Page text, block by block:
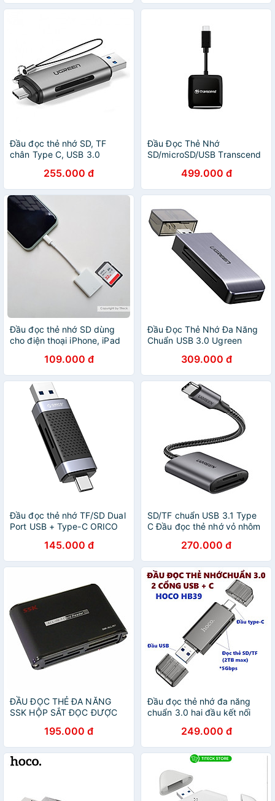
Đầu đọc thẻ nhớ SD, TF
chân Type C, USB 3.0
255.000 đ
Đầu Đọc Thẻ Nhớ
SD/microSD/USB Transcend
Version - Hàng Chính Hãng
499.000 đ
Đầu đọc thẻ nhớ SD dùng
cho điện thoại iPhone, iPad
109.000 đ
Đầu Đọc Thẻ Nhớ Đa Năng
Chuẩn USB 3.0 Ugreen
Hàng Chính Hãng
309.000 đ
Đầu đọc thẻ nhớ TF/SD Dual
Port USB + Type-C ORICO
145.000 đ
SD/TF chuẩn USB 3.1 Type
C Đầu đọc thẻ nhớ vỏ nhôm
đt401n80888CM - Hàng
chính hãng
270.000 đ
ĐẦU ĐỌC THẺ ĐA NĂNG
SSK HỘP SẮT ĐỌC ĐƯỢC
CHÍNH HÃNG195.000 đ
Đầu đọc thẻ nhớ đa năng
chuẩn 3.0 hai đầu kết nối
thoại laptop hoco HB39 _
hàng chính hãng
249.000 đ